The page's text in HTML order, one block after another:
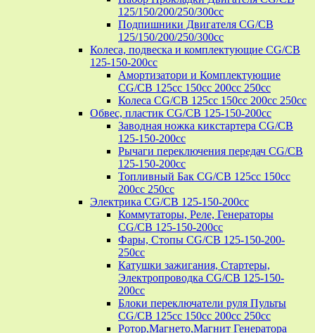
125/150/200/250/300cc
Подпишники Двигателя CG/CB
125/150/200/250/300cc
Колеса, подвеска и комплектующие CG/CB
125-150-200cc
Амортизатори и Комплектующие
CG/CB 125cc 150cc 200cc 250cc
Колеса CG/CB 125cc 150cc 200cc 250cc
Обвес, пластик CG/CB 125-150-200cc
Заводная ножка кикстартера CG/CB
125-150-200cc
Рычаги переключения передач CG/CB
125-150-200cc
Топливный Бак CG/CB 125cc 150cc
200cc 250cc
Электрика CG/CB 125-150-200cc
Коммутаторы, Реле, Генераторы
CG/CB 125-150-200cc
Фары, Стопы CG/CB 125-150-200-
250cc
Катушки зажигания, Стартеры,
Электропроводка CG/CB 125-150-
200cc
Блоки переключатели руля Пульты
CG/CB 125cc 150cc 200cc 250cc
Ротор,Магнето,Магнит Генератора